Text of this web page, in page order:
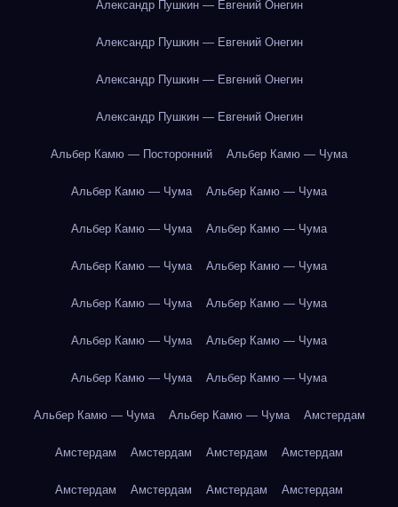
Александр Пушкин — Евгений Онегин
Александр Пушкин — Евгений Онегин
Александр Пушкин — Евгений Онегин
Александр Пушкин — Евгений Онегин
Альбер Камю — Посторонний Альбер Камю — Чума
Альбер Камю — Чума Альбер Камю — Чума
Альбер Камю — Чума Альбер Камю — Чума
Альбер Камю — Чума Альбер Камю — Чума
Альбер Камю — Чума Альбер Камю — Чума
Альбер Камю — Чума Альбер Камю — Чума
Альбер Камю — Чума Альбер Камю — Чума
Альбер Камю — Чума Альбер Камю — Чума Амстердам
Амстердам Амстердам Амстердам Амстердам
Амстердам Амстердам Амстердам Амстердам